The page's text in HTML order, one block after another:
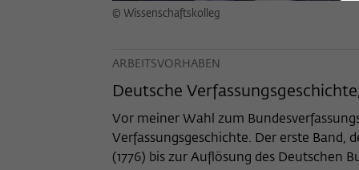
© Wissenschaftskolleg
ARBEITSVORHABEN
Deutsche
Vor meiner Wahl zum
Verfassungsgeschichte. Der erste Band,
(1776) bis zur Auflösung des Deutschen